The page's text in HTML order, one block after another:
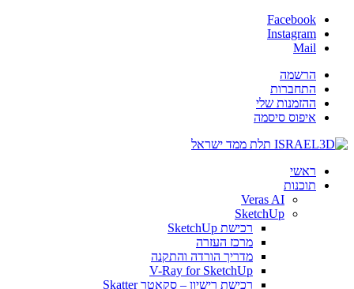
Facebook
Instagram
Mail
הרשמה
התחברות
ההזמנות שלי
איפוס סיסמה
ראשי
תוכנות
Veras AI
SketchUp
רכישת SketchUp
מרכז העזרה
מדריך הורדה והתקנה
V-Ray for SketchUp
רכישת רישיון – סקאטר Skatter